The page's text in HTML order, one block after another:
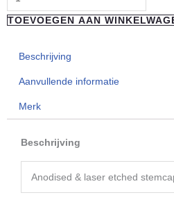
Bleu
"Just
aantal
TOEVOEGEN AAN
Beschrijving
Aanvullende informatie
Merk
Beschrijving
Anodised & laser etched